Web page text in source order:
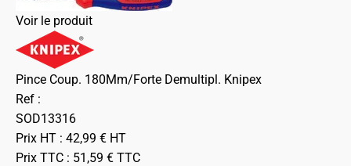
Voir le produit
Pince Coup. 180Mm/Forte Demultipl. Knipex
Ref :
SOD13316
Prix HT : 42,99 € HT
Prix TTC : 51,59 € TTC